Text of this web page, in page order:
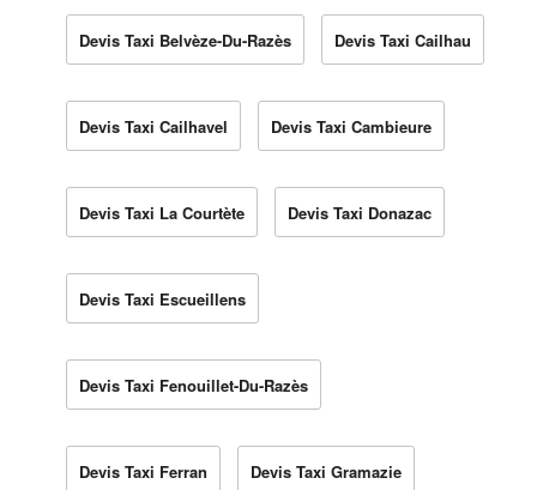
Devis Taxi Belvèze-Du-Razès Devis Taxi Cailhau
Devis Taxi Cailhavel Devis Taxi Cambieure
Devis Taxi La Courtète Devis Taxi Donazac
Devis Taxi Escueillens
Devis Taxi Fenouillet-Du-Razès
Devis Taxi Ferran Devis Taxi Gramazie